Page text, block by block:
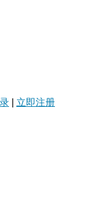
立即注册